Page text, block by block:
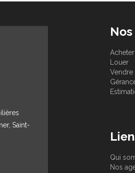
Saint-
Acheter
Louer
Vendre
Qui
Nos